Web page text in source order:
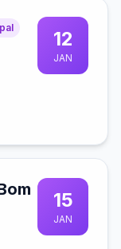
12
JAN
15
JAN